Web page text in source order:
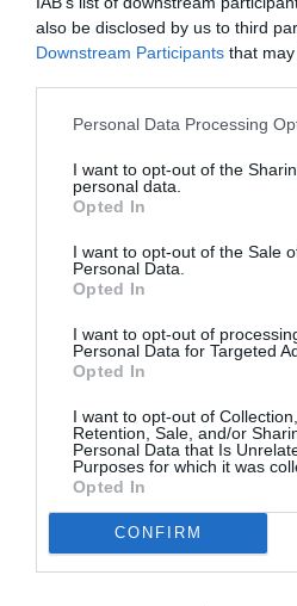
also be disclosed by us to third
Downstream Participants that
Personal Data Processing
I want to opt-out of the
personal data.
Opted In
I want to opt-out of the Sale
Personal Data.
Opted In
I want to opt-out of
Personal Data for Targeted
Opted In
I want to opt-out of
Retention, Sale, and/or
Personal Data that Is
Purposes for which it was
Opted In
CONFIRM
convertibile.